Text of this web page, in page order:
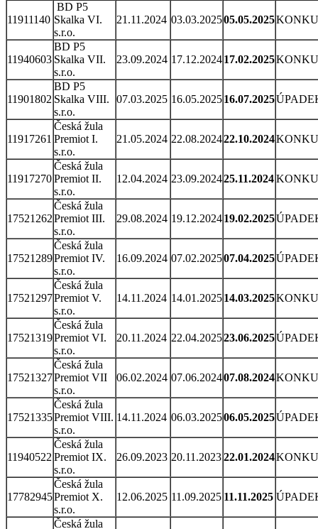
11911140
BD P5
Skalka VI.
s.r.o.
21.11.2024 03.03.202505.05.2025
11940603
BD P5
Skalka VII.
s.r.o.
23.09.2024 17.12.202417.02.2025
11901802
BD P5
Skalka VIII.
s.r.o.
07.03.2025 16.05.202516.07.2025
11917261
Česká žula
Premiot I.
s.r.o.
21.05.2024 22.08.202422.10.2024
11917270
Česká žula
Premiot II.
s.r.o.
12.04.2024 23.09.202425.11.2024
17521262
Česká žula
Premiot III.
s.r.o.
29.08.2024 19.12.202419.02.2025
17521289
Česká žula
Premiot IV.
s.r.o.
16.09.2024 07.02.202507.04.2025
17521297
Česká žula
Premiot V.
s.r.o.
14.11.2024 14.01.202514.03.2025
17521319
Česká žula
Premiot VI.
s.r.o.
20.11.2024 22.04.202523.06.2025
17521327
Česká žula
Premiot VII
s.r.o.
06.02.2024 07.06.202407.08.2024
17521335
Česká žula
Premiot VIII.
s.r.o.
14.11.2024 06.03.202506.05.2025
11940522
Česká žula
Premiot IX.
s.r.o.
26.09.2023 20.11.202322.01.2024
17782945
Česká žula
Premiot X.
s.r.o.
12.06.2025 11.09.2025 11.11.2025
Česká žula